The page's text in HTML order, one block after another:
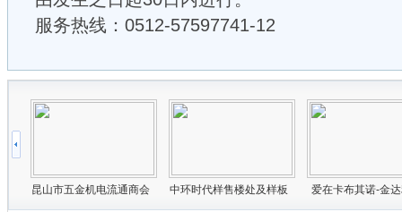
服务热线：0512-57597741-12